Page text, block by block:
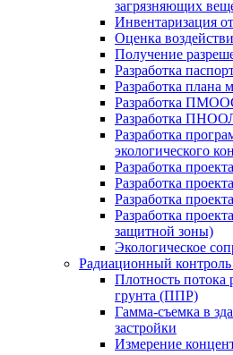
загрязняющих
Инвентаризация
Оценка
Получение
Разработка
Разработка
Разработка
Разработка
Разработка
экологического
Разработка
Разработка
Разработка
Разработка
защитной зоны)
Экологическое
Радиационный контроль
Плотность потока
грунта (ППР)
Гамма-съемка в
застройки
Измерение